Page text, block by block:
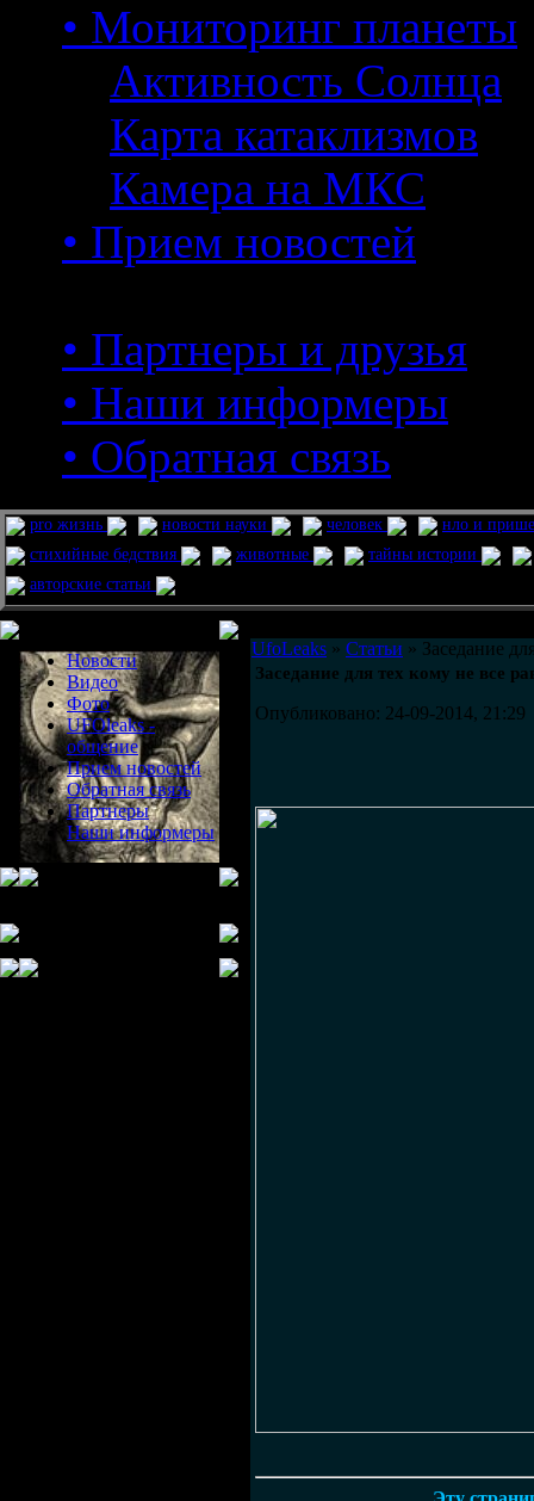
• Мониторинг планеты
Активность Солнца
Карта катаклизмов
Камера на МКС
• Прием новостей
• Партнеры и друзья
• Наши информеры
• Обратная связь
pro жизнь новости науки человек
нло и
стихийные бедствия
животные
тайны истории
авторские статьи
Новости
Видео
Фото
UFOleaks -
общение
Прием новостей
Обратная связь
Партнеры
Наши информеры
UfoLeaks » Статьи » Заседание
Заседание для тех кому не все
Опубликовано: 24-09-2014, 21:29